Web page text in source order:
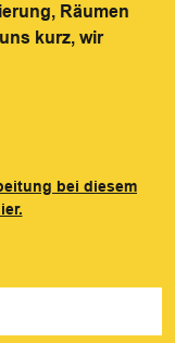
Räumen
kurz, wir
bei diesem